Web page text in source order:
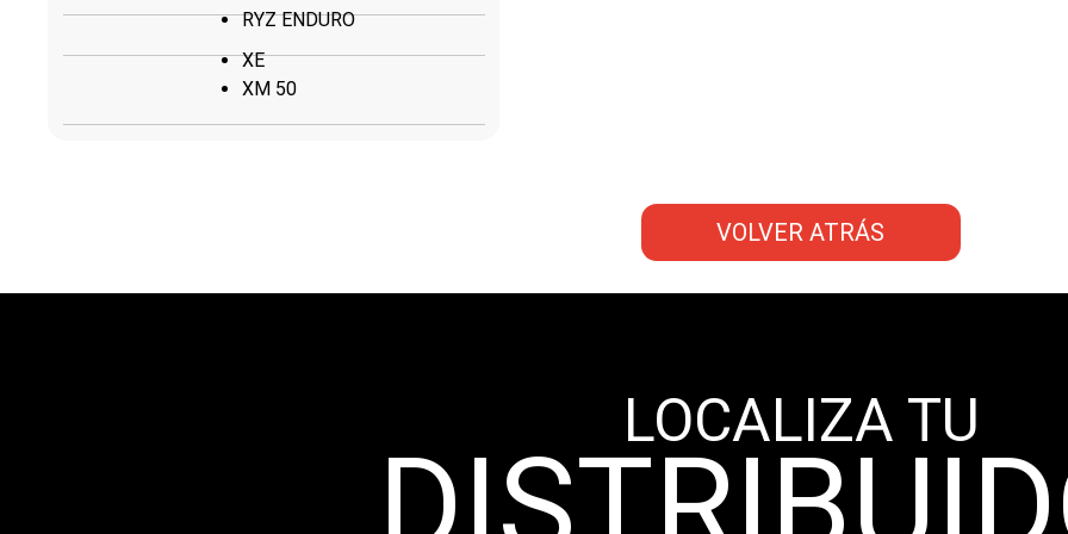
RYZ ENDURO
XE
XM 50
VOLVER ATRÁS
LOCALIZA TU